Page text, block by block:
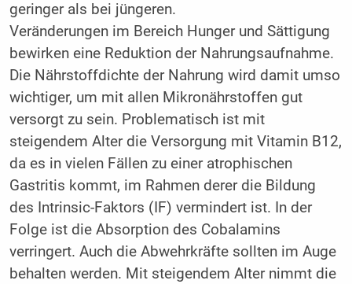
geringer als bei jüngeren.
Veränderungen im Bereich Hunger und Sättigung
bewirken eine Reduktion der Nahrungsaufnahme.
Die Nährstoffdichte der Nahrung wird damit umso
wichtiger, um mit allen Mikronährstoffen gut
versorgt zu sein. Problematisch ist mit
steigendem Alter die Versorgung mit Vitamin B12,
da es in vielen Fällen zu einer atrophischen
Gastritis kommt, im Rahmen derer die Bildung
des Intrinsic-Faktors (IF) vermindert ist. In der
Folge ist die Absorption des Cobalamins
verringert. Auch die Abwehrkräfte sollten im Auge
behalten werden. Mit steigendem Alter nimmt die